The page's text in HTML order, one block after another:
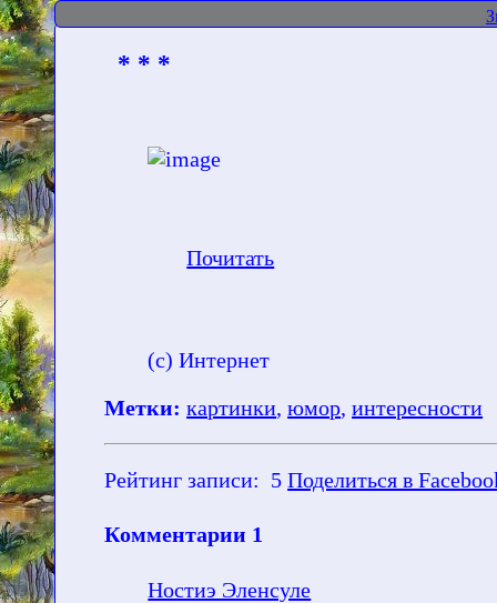
* * *
Почитать
(с) Интернет
Метки: картинки,юмор,интересности
Рейтинг записи: 5 Поделиться в
Комментарии 1
Ностиэ Эленсуле